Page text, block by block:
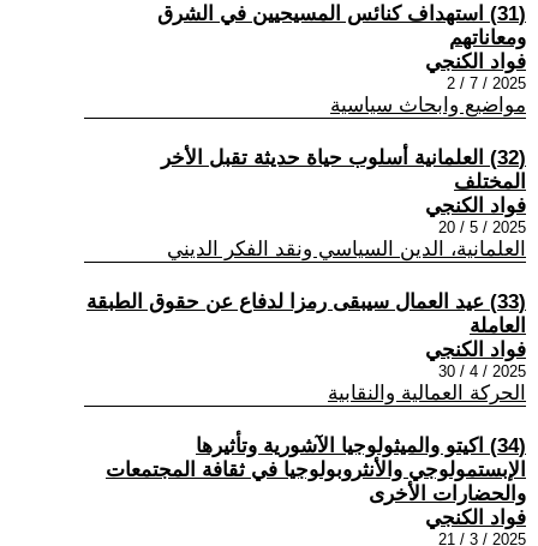
(31) استهداف كنائس المسيحيين في الشرق
ومعاناتهم
فواد الكنجي
2025 / 7 / 2
مواضيع وابحاث سياسية
(32) العلمانية أسلوب حياة حديثة تقبل الأخر
المختلف
فواد الكنجي
2025 / 5 / 20
العلمانية، الدين السياسي ونقد الفكر الديني
(33) عيد العمال سيبقى رمزا لدفاع عن حقوق الطبقة
العاملة
فواد الكنجي
2025 / 4 / 30
الحركة العمالية والنقابية
(34) اكيتو والميثولوجيا الآشورية وتأثيرها
الإبستمولوجي والأنثروبولوجيا في ثقافة المجتمعات
والحضارات الأخرى
فواد الكنجي
2025 / 3 / 21